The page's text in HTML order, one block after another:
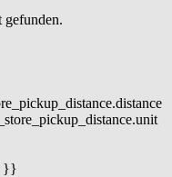
gefunden.
}}